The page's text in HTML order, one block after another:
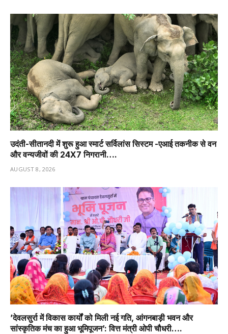
उदंती-सीतानदी में शुरू हुआ स्मार्ट सर्विलांस सिस्टम -एआई तकनीक से वन
और वन्यजीवों की 24X7 निगरानी….
AUGUST 8, 2026
’देवलसुर्रा में विकास कार्यों को मिली नई गति, आंगनबाड़ी भवन और
सांस्कृतिक मंच का हुआ भूमिपूजन’: वित्त मंत्री ओपी चौधरी….